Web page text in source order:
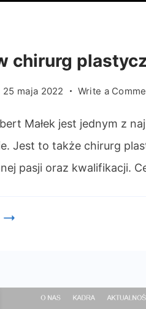
chirurg
25 maja 2022 Write a
Małek jest jednym z
Jest to także chirurg
pasji oraz kwalifikacji.